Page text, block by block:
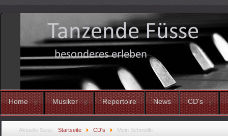
Home Musiker Repertoire News CD's
Aktuelle Seite: Startseite CD's Mein Schmölln